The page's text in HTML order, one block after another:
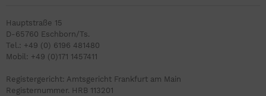
Hauptstraße 15
D-65760 Eschborn/Ts.
Tel.: +49 (0) 6196 481480
Mobil: +49 (0)171 1457411
Registergericht: Amtsgericht Frankfurt am Main
Registernummer. HRB 113201